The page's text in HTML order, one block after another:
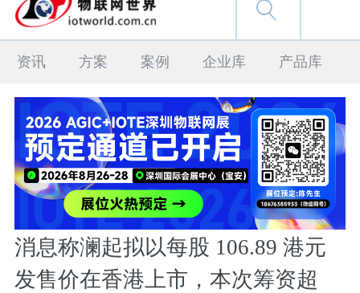
资讯 方案 案例 企业库 产品库
消息称澜起拟以每股 106.89 港元
发售价在香港上市，本次筹资超